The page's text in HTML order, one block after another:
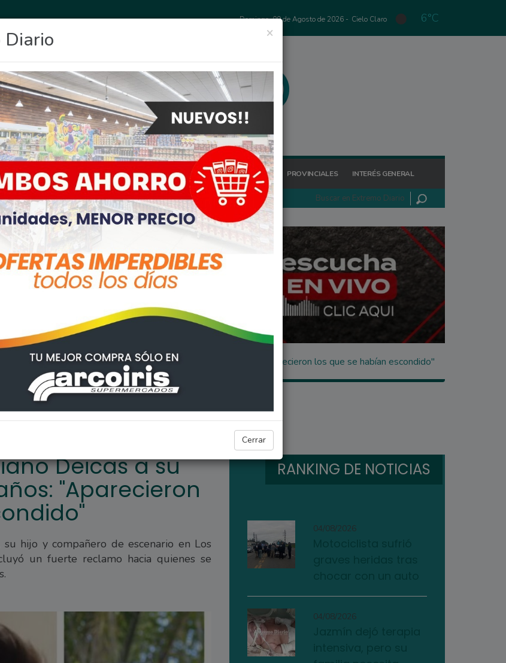
Domingo, 09 de Agosto de 2026 - Cielo Claro 6°C
DEPORTES FIGHIERA GENERAL LAGOS POLICIALES REGIONALES PROVINCIALES INTERÉS GENERAL
×
Diario
Cerrar
filoso saludo de Luciano Deicas a su padre por su cumpleaños: "Aparecieron los que se habían escondido"
TENDENCIAS
Deicas a su
"Aparecieron
hijo y compañero de escenario en Los
un fuerte reclamo hacia quienes se
RANKING DE NOTICIAS
04/08/2026
04/08/2026